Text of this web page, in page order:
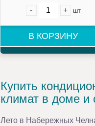
- + шт
В КОРЗИНУ
Купить
климат в доме и
Лето в Набережных